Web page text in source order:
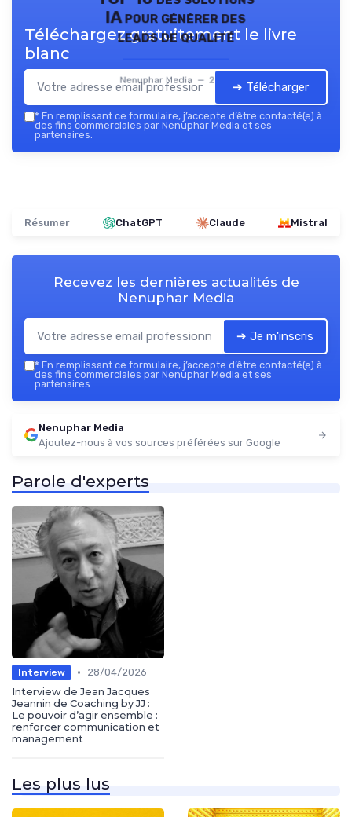
IA pour générer des
leads de qualité
Nenuphar Media — 2026
Téléchargez gratuitement le livre
blanc
➔ Télécharger
* En remplissant ce formulaire, j’accepte d’être contacté(e) à
des fins commerciales par Nenuphar Media et ses
partenaires.
Résumer ChatGPT Claude Mistral
Recevez les dernières actualités de
Nenuphar Media
➔ Je m'inscris
* En remplissant ce formulaire, j’accepte d’être contacté(e) à
des fins commerciales par Nenuphar Media et ses
partenaires.
Nenuphar Media
Ajoutez-nous à vos sources préférées sur Google
Parole d'experts
Interview •
28/04/2026
Interview de Jean Jacques
Jeannin de Coaching by JJ :
Le pouvoir d’agir ensemble :
renforcer communication et
management
Les plus lus